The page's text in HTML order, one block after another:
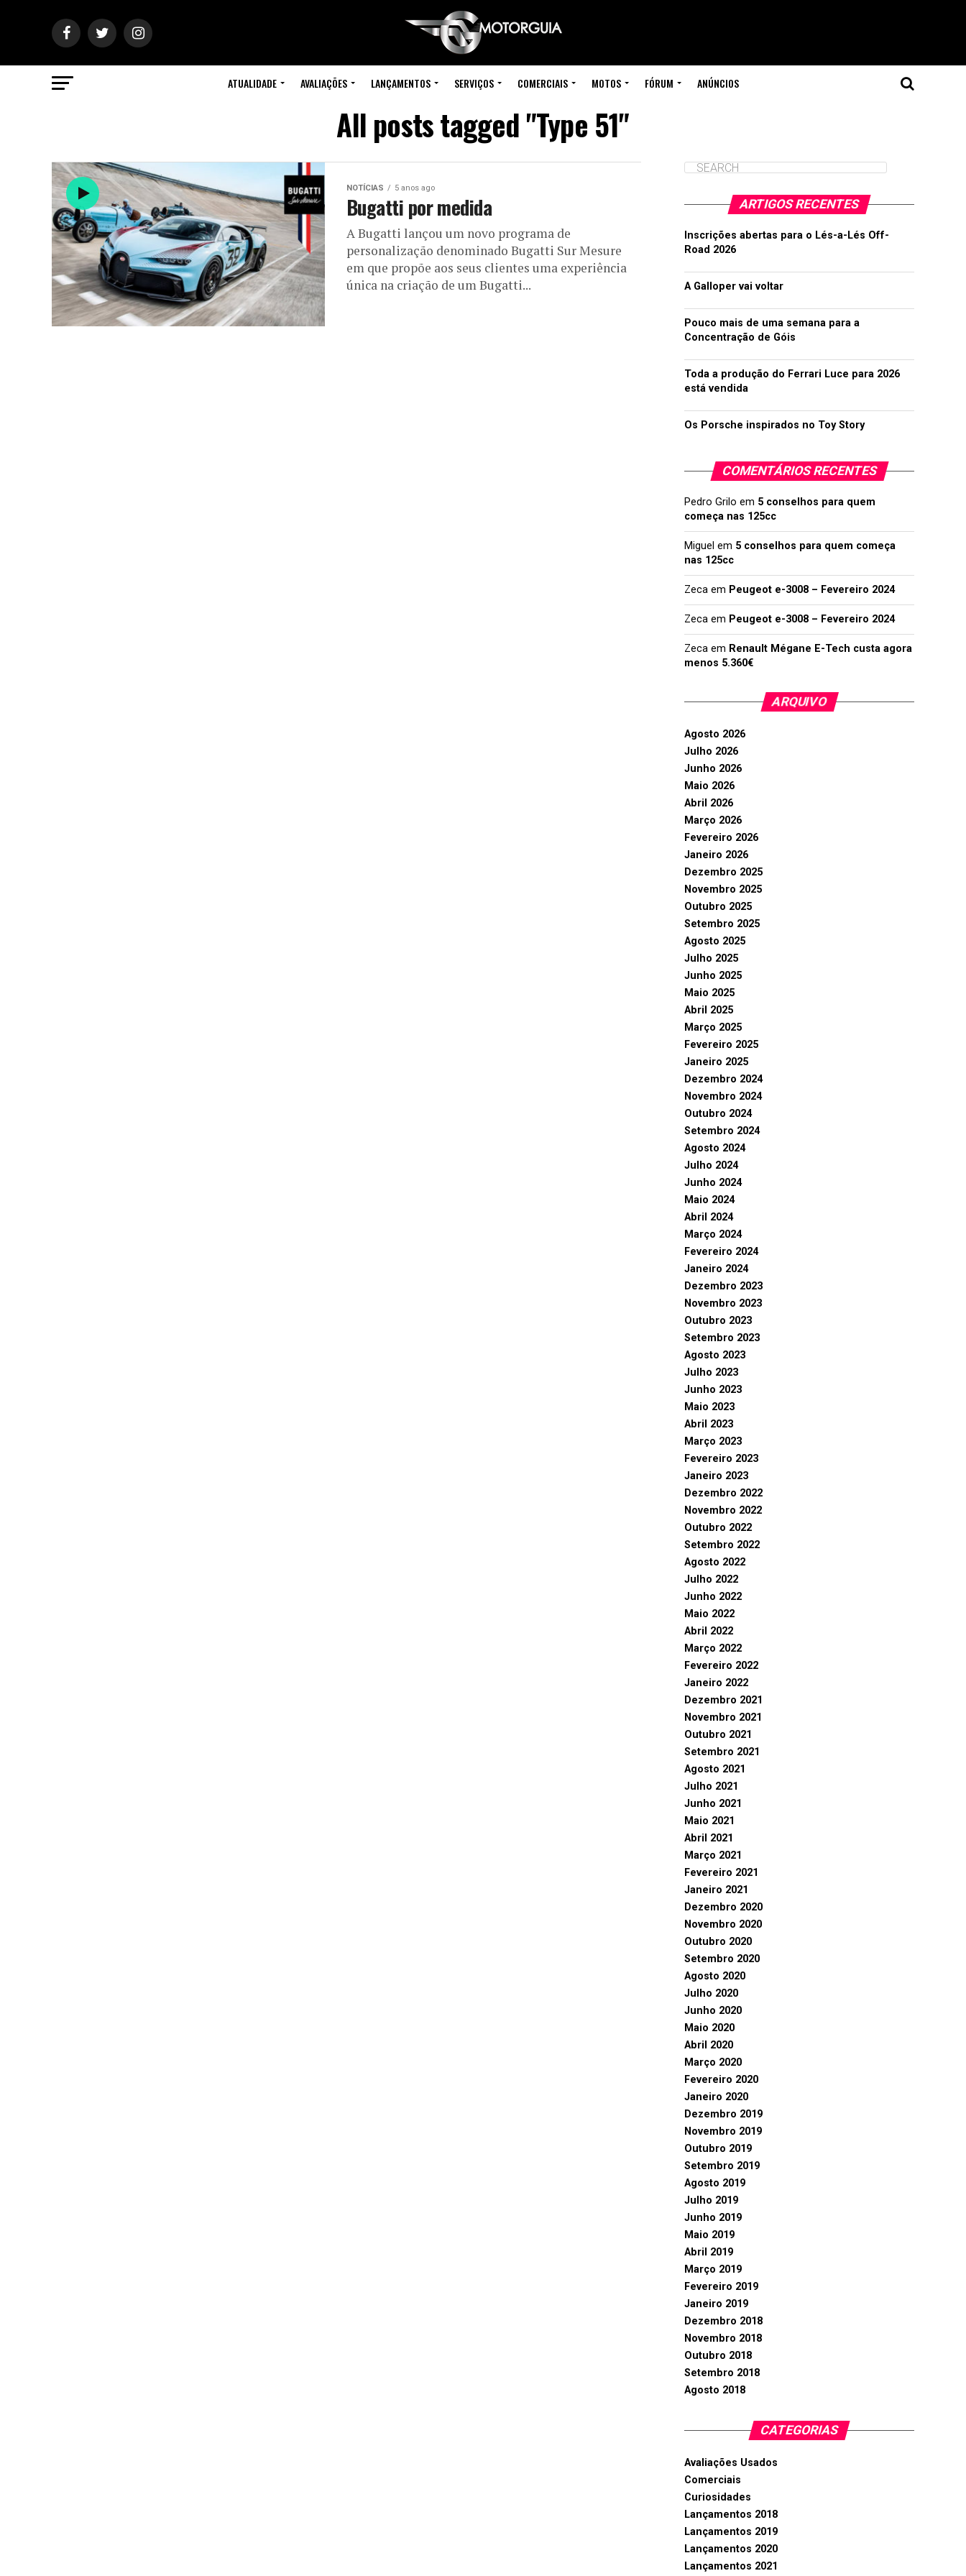
ATUALIDADE AVALIAÇÕES LANÇAMENTOS SERVIÇOS COMERCIAIS MOTOS FÓRUM ANÚNCIOS
All posts tagged "Type 51"
NOTÍCIAS 5 anos ago
Bugatti por medida
A Bugatti lançou um novo programa de
personalização denominado Bugatti Sur Mesure
em que propõe aos seus clientes uma experiência
única na criação de um Bugatti...
ARTIGOS RECENTES
Inscrições abertas para o Lés-a-Lés Off-
Road 2026
A Galloper vai voltar
Pouco mais de uma semana para a
Concentração de Góis
Toda a produção do Ferrari Luce para 2026
está vendida
Os Porsche inspirados no Toy Story
COMENTÁRIOS RECENTES
Pedro Grilo em 5 conselhos para quem
começa nas 125cc
Miguel em 5 conselhos para quem começa
nas 125cc
Zeca em Peugeot e-3008 – Fevereiro 2024
Zeca em Peugeot e-3008 – Fevereiro 2024
Zeca em Renault Mégane E-Tech custa agora
menos 5.360€
ARQUIVO
Agosto 2026
Julho 2026
Junho 2026
Maio 2026
Abril 2026
Março 2026
Fevereiro 2026
Janeiro 2026
Dezembro 2025
Novembro 2025
Outubro 2025
Setembro 2025
Agosto 2025
Julho 2025
Junho 2025
Maio 2025
Abril 2025
Março 2025
Fevereiro 2025
Janeiro 2025
Dezembro 2024
Novembro 2024
Outubro 2024
Setembro 2024
Agosto 2024
Julho 2024
Junho 2024
Maio 2024
Abril 2024
Março 2024
Fevereiro 2024
Janeiro 2024
Dezembro 2023
Novembro 2023
Outubro 2023
Setembro 2023
Agosto 2023
Julho 2023
Junho 2023
Maio 2023
Abril 2023
Março 2023
Fevereiro 2023
Janeiro 2023
Dezembro 2022
Novembro 2022
Outubro 2022
Setembro 2022
Agosto 2022
Julho 2022
Junho 2022
Maio 2022
Abril 2022
Março 2022
Fevereiro 2022
Janeiro 2022
Dezembro 2021
Novembro 2021
Outubro 2021
Setembro 2021
Agosto 2021
Julho 2021
Junho 2021
Maio 2021
Abril 2021
Março 2021
Fevereiro 2021
Janeiro 2021
Dezembro 2020
Novembro 2020
Outubro 2020
Setembro 2020
Agosto 2020
Julho 2020
Junho 2020
Maio 2020
Abril 2020
Março 2020
Fevereiro 2020
Janeiro 2020
Dezembro 2019
Novembro 2019
Outubro 2019
Setembro 2019
Agosto 2019
Julho 2019
Junho 2019
Maio 2019
Abril 2019
Março 2019
Fevereiro 2019
Janeiro 2019
Dezembro 2018
Novembro 2018
Outubro 2018
Setembro 2018
Agosto 2018
CATEGORIAS
Avaliações Usados
Comerciais
Curiosidades
Lançamentos 2018
Lançamentos 2019
Lançamentos 2020
Lançamentos 2021